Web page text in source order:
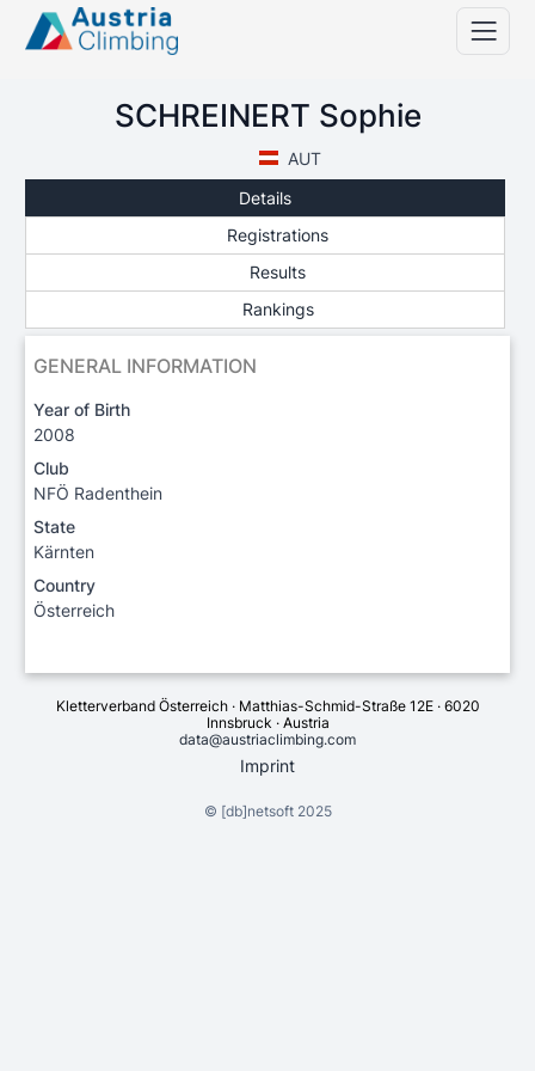
SCHREINERT Sophie
AUT
Details
Registrations
Results
Rankings
GENERAL INFORMATION
Year of Birth
2008
Club
NFÖ Radenthein
State
Kärnten
Country
Österreich
Kletterverband Österreich · Matthias-Schmid-Straße 12E · 6020
Innsbruck · Austria
data@austriaclimbing.com
Imprint
© [db]netsoft2025